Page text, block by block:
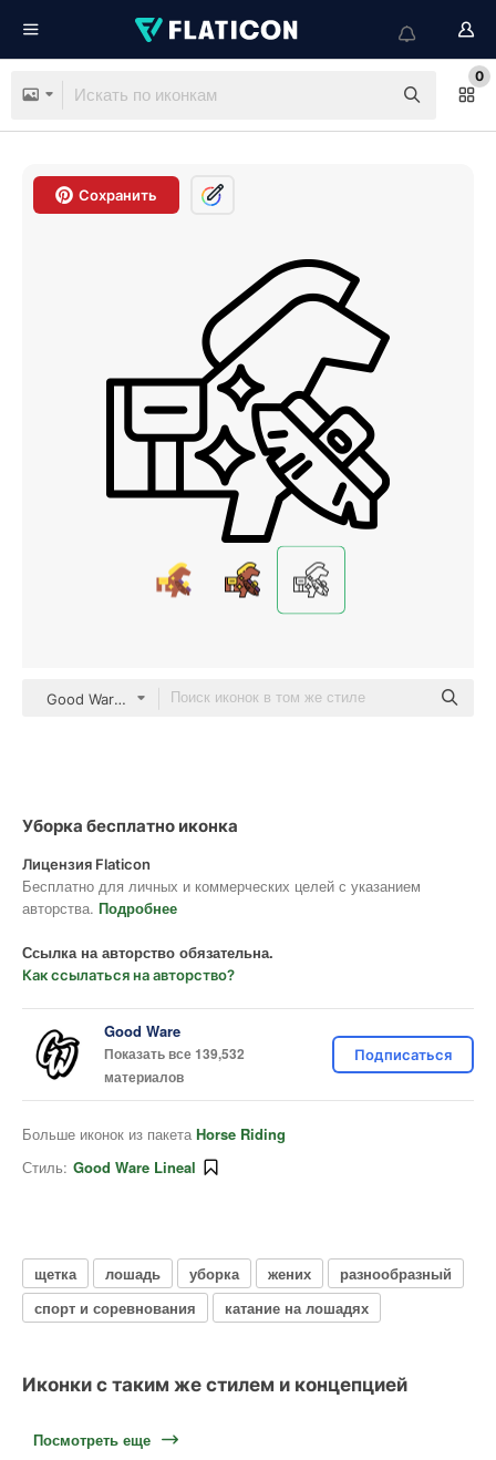
0
Сохранить
Good Ware Lineal
Уборка бесплатно иконка
Лицензия Flaticon
Бесплатно для личных и коммерческих целей с указанием
авторства. Подробнее
Ссылка на авторство обязательна.
Как ссылаться на авторство?
Good Ware
Показать все 139,532
материалов
Подписаться
Больше иконок из пакета Horse Riding
Стиль: Good Ware Lineal
щетка лошадь уборка жених
разнообразный
спорт и соревнования
катание на лошадях
Иконки с таким же стилем и концепцией
Посмотреть еще